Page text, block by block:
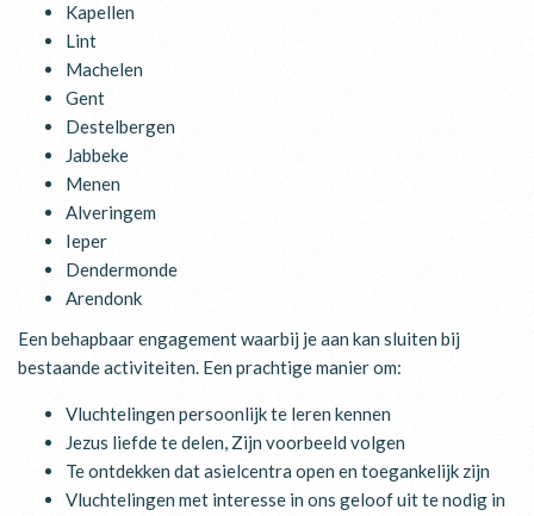
Kapellen
Lint
Machelen
Gent
Destelbergen
Jabbeke
Menen
Alveringem
Ieper
Dendermonde
Arendonk
Een behapbaar engagement waarbij je aan kan sluiten bij
bestaande activiteiten. Een prachtige manier om:
Vluchtelingen persoonlijk te leren kennen
Jezus liefde te delen, Zijn voorbeeld volgen
Te ontdekken dat asielcentra open en toegankelijk zijn
Vluchtelingen met interesse in ons geloof uit te nodig in